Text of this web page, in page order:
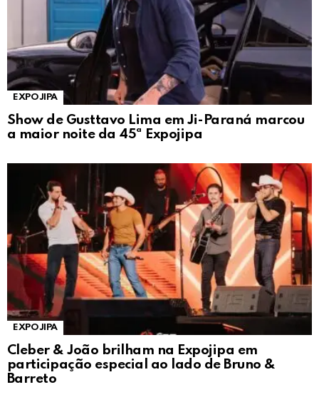
EXPOJIPA
Show de Gusttavo Lima em Ji-Paraná marcou
a maior noite da 45ª Expojipa
EXPOJIPA
Cleber & João brilham na Expojipa em
participação especial ao lado de Bruno &
Barreto